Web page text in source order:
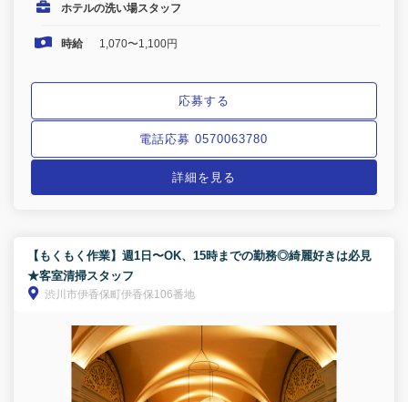
ホテルの洗い場スタッフ
時給 1,070〜1,100円
応募する
電話応募 0570063780
詳細を見る
【もくもく作業】週1日〜OK、15時までの勤務◎綺麗好きは必見
★客室清掃スタッフ
渋川市伊香保町伊香保106番地